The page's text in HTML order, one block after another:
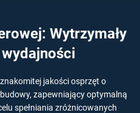
Wytrzymały
jakości osprzęt o
zapewniający optymalną
spełniania zróżnicowanych